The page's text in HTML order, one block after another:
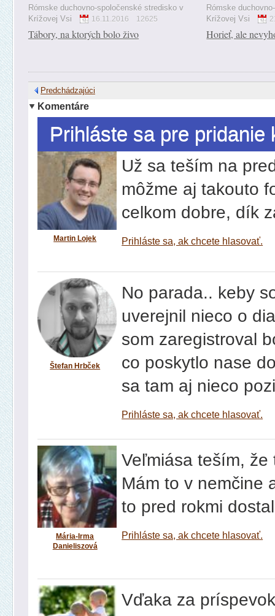
Rómske duchovno-spoločenské stredisko v
Krížovej Vsi
16.11.2016 12625
Tábory, na ktorých bolo živo
Rómske
Krížovej Vsi
Horieť, ale
Predchádzajúci
Komentáre
Prihláste sa pre pridanie
Martin Lojek
Už sa teším na
môžme aj takouto
celkom dobre, dík
Prihláste sa, ak chcete hlasovať.
Štefan Hrbček
No parada.. keby
uverejnil nieco o
som zaregistroval
co poskytlo nase
sa tam aj nieco
Prihláste sa, ak chcete hlasovať.
Mária-Irma
Danieliszová
Veľmiása teším, že
Mám to v nemčine
to pred rokmi
Prihláste sa, ak chcete hlasovať.
Vďaka za